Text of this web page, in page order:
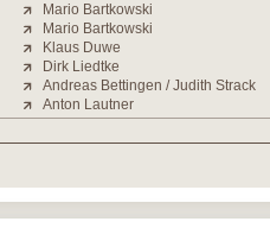
Mario Bartkowski
Mario Bartkowski
Klaus Duwe
Dirk Liedtke
Andreas Bettingen / Judith Strack
Anton Lautner